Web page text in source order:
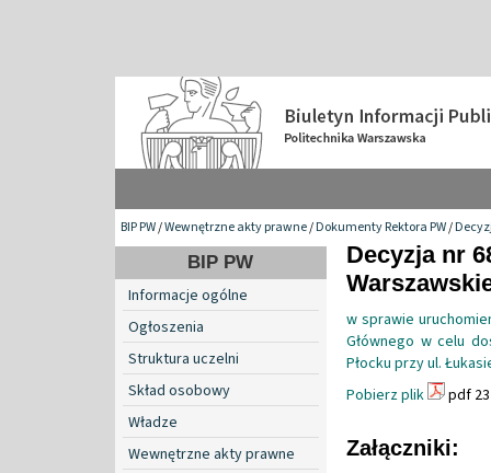
BIP PW/Wewnętrzne akty prawne/Dokumenty Rektora PW/
BIP PW
Informacje ogólne
Ogłoszenia
Struktura uczelni
Skład osobowy
Władze
Wewnętrzne akty prawne
Decyzja nr
w sprawie
Głównego w celu
Płocku przy ul.
Pobierz plik
pdf
Załączniki: